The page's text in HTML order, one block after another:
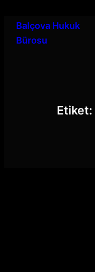
Balçova Hukuk
Bürosu
Etiket: